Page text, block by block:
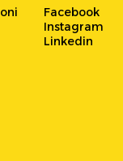
Facebook
Instagram
Linkedin